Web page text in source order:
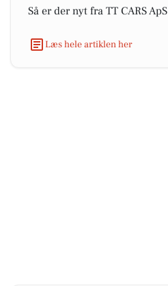
Så er der nyt fra TT CARS ApS
Læs hele artiklen her